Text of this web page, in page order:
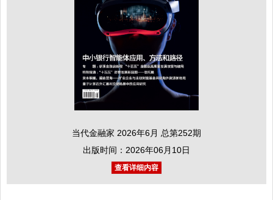
当代金融家 2026年6月 总第252期
出版时间：2026年06月10日
查看详细内容